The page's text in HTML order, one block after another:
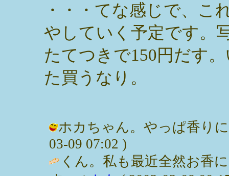
・・・てな感じで、こ
やしていく予定です。
たてつきで150円だす
た買うなり。
ホカちゃん。やっぱ香り
03-09 07:02 )
くん。私も最近全然お香